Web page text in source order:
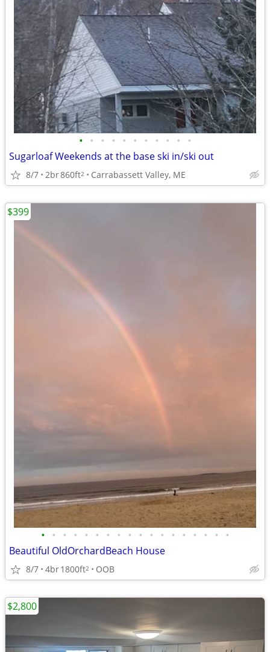
• • • • • • • • • • •
Sugarloaf Weekends at the base ski in/ski out
8/7 2br860ft2 Carrabassett Valley, ME
• • • • • • • • • • • • • • • • • •
Beautiful OldOrchardBeach House
8/7 4br1800ft2 OOB
$399
$2,800